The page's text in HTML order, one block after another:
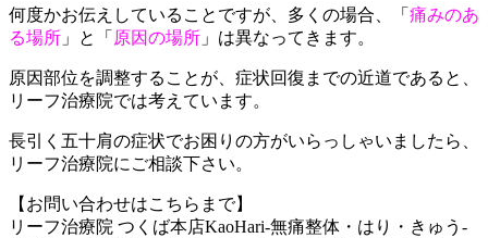
何度かお伝えしていることですが、多くの場合、「 痛みのあ
る場所 」と「 原因の場所 」は異なってきます。
原因部位を調整することが、症状回復までの近道であると、
リーフ治療院では考えています。
長引く五十肩の症状でお困りの方がいらっしゃいましたら、
リーフ治療院にご相談下さい。
【お問い合わせはこちらまで】
リーフ治療院 つくば本店KaoHari-無痛整体・はり・きゅう-